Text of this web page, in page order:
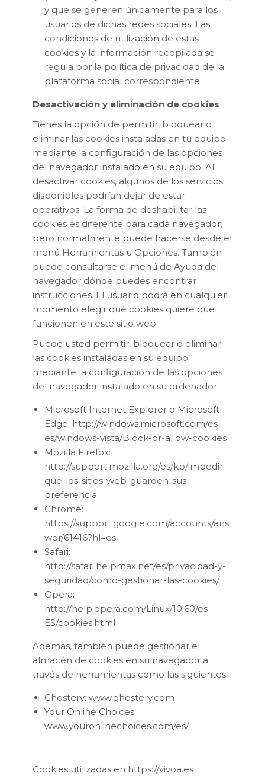
y que se generen únicamente para los
usuarios de dichas redes sociales. Las
condiciones de utilización de estas
cookies y la información recopilada se
regula por la política de privacidad de la
plataforma social correspondiente.
Desactivación y eliminación de cookies
Tienes la opción de permitir, bloquear o
eliminar las cookies instaladas en tu equipo
mediante la configuración de las opciones
del navegador instalado en su equipo. Al
desactivar cookies, algunos de los servicios
disponibles podrían dejar de estar
operativos. La forma de deshabilitar las
cookies es diferente para cada navegador,
pero normalmente puede hacerse desde el
menú Herramientas u Opciones. También
puede consultarse el menú de Ayuda del
navegador dónde puedes encontrar
instrucciones. El usuario podrá en cualquier
momento elegir qué cookies quiere que
funcionen en este sitio web.
Puede usted permitir, bloquear o eliminar
las cookies instaladas en su equipo
mediante la configuración de las opciones
del navegador instalado en su ordenador:
Microsoft Internet Explorer o Microsoft
Edge: http://windows.microsoft.com/es-
es/windows-vista/Block-or-allow-cookies
Mozilla Firefox:
http://support.mozilla.org/es/kb/impedir-
que-los-sitios-web-guarden-sus-
preferencia
Chrome:
https://support.google.com/accounts/ans
wer/61416?hl=es
Safari:
http://safari.helpmax.net/es/privacidad-y-
seguridad/como-gestionar-las-cookies/
Opera:
http://help.opera.com/Linux/10.60/es-
ES/cookies.html
Además, también puede gestionar el
almacén de cookies en su navegador a
través de herramientas como las siguientes:
Ghostery: www.ghostery.com
Your Online Choices:
www.youronlinechoices.com/es/
Cookies utilizadas en https://vivoa.es